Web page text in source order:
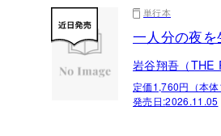
単行本
一人分の夜を
岩谷翔吾（THE
定価1,760円（本体
発売日:2026.11.05